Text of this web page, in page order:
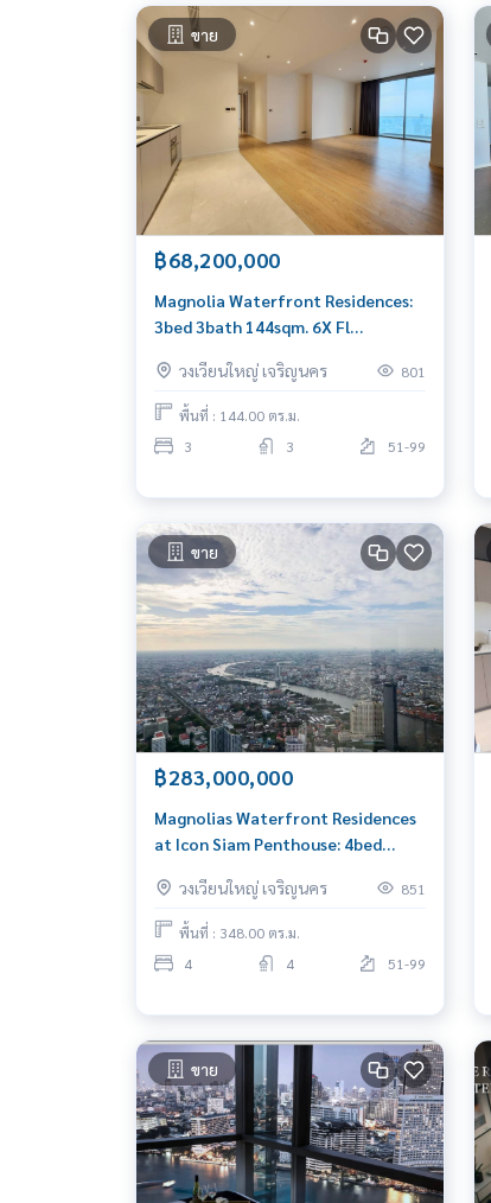
ขาย
฿68,200,000
Magnolia Waterfront Residences:
3bed 3bath 144sqm. 6X Fl
วงเวียนใหญ่ เจริญนคร
801
พื้นที่ : 144.00 ตร.ม.
3
3 51-99
ขาย
฿283,000,000
Magnolias Waterfront Residences
at Icon Siam Penthouse: 4bed
0656199198
วงเวียนใหญ่ เจริญนคร 851
พื้นที่ : 348.00 ตร.ม.
4
4 51-99
ขาย